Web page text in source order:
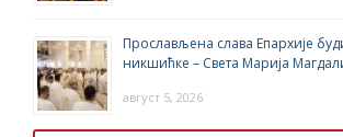
Прослављена слава Епархије
никшићке – Света Марија
август 5, 2026